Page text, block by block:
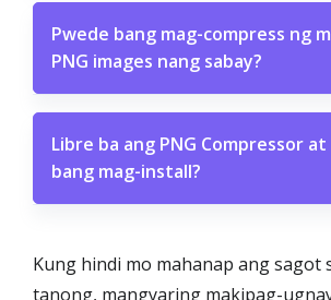
Pwede bang mag-compress ng
PNG images nang sabay?
Libre ba ang PNG Compressor
bang mag-install?
Kung hindi mo mahanap ang sagot
tanong, mangyaring makipag-